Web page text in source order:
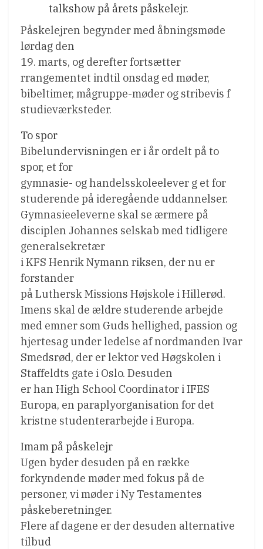
talkshow på årets påskelejr.
Påskelejren begynder med åbningsmøde
lørdag den
19. marts, og derefter fortsætter
rrangementet indtil onsdag ed møder,
bibeltimer, mågruppe-møder og stribevis f
studieværksteder.
To spor
Bibelundervisningen er i år ordelt på to
spor, et for
gymnasie- og handelsskoleelever g et for
studerende på ideregående uddannelser.
Gymnasieeleverne skal se ærmere på
disciplen Johannes selskab med tidligere
generalsekretær
i KFS Henrik Nymann riksen, der nu er
forstander
på Luthersk Missions Højskole i Hillerød.
Imens skal de ældre studerende arbejde
med emner som Guds hellighed, passion og
hjertesag under ledelse af nordmanden Ivar
Smedsrød, der er lektor ved Høgskolen i
Staffeldts gate i Oslo. Desuden
er han High School Coordinator i IFES
Europa, en paraplyorganisation for det
kristne studenterarbejde i Europa.
Imam på påskelejr
Ugen byder desuden på en række
forkyndende møder med fokus på de
personer, vi møder i Ny Testamentes
påskeberetninger.
Flere af dagene er der desuden alternative
tilbud